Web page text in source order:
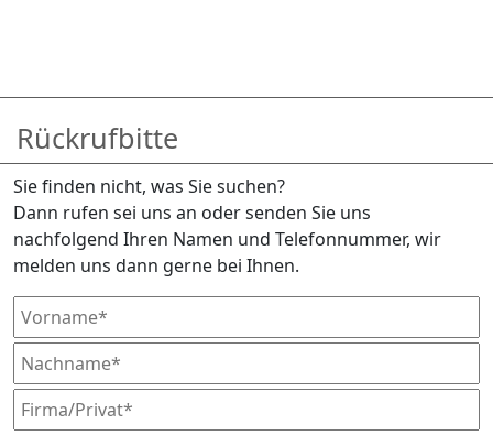
Rückrufbitte
Sie finden nicht, was Sie suchen?
Dann rufen sei uns an oder senden Sie uns
nachfolgend Ihren Namen und Telefonnummer, wir
melden uns dann gerne bei Ihnen.